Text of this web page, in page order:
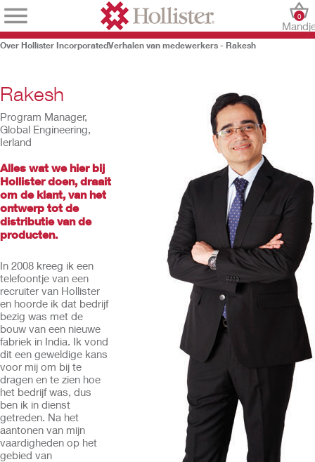
0
Over Hollister IncorporatedVerhalen van medewerkers - Rakesh
Rakesh
Program Manager,
Global Engineering,
Ierland
Alles wat we hier bij
Hollister doen, draait
om de klant, van het
ontwerp tot de
distributie van de
producten.
In 2008 kreeg ik een
telefoontje van een
recruiter van Hollister
en hoorde ik dat bedrijf
bezig was met de
bouw van een nieuwe
fabriek in India. Ik vond
dit een geweldige kans
voor mij om bij te
dragen en te zien hoe
het bedrijf was, dus
ben ik in dienst
getreden. Na het
aantonen van mijn
vaardigheden op het
gebied van